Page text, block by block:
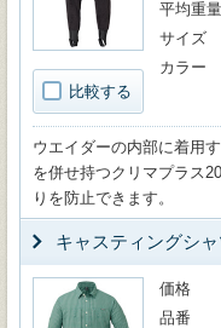
比較する
平均重量
サイズ
カラー
ウエイダーの内部に着用
を併せ持つクリマプラス
りを防止できます。
キャスティングシャ
価格
品番